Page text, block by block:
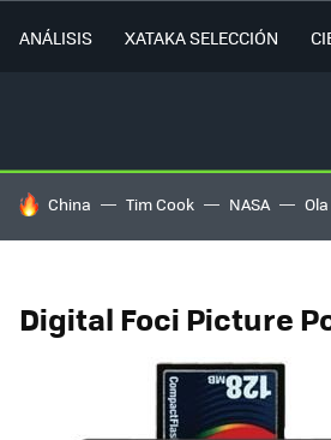
ANÁLISIS XATAKA SELECCIÓN
HOY SE HABLA DE
China Tim Cook NASA
Digital Foci Picture